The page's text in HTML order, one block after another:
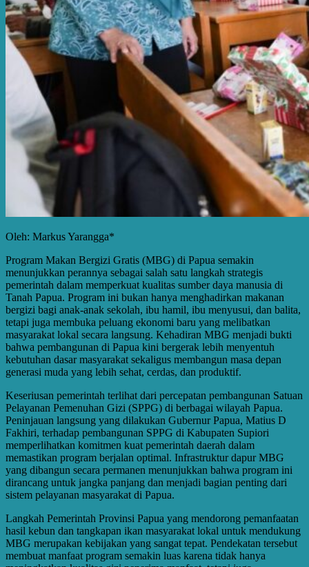
Oleh: Markus Yarangga*
Program Makan Bergizi Gratis (MBG) di Papua semakin
menunjukkan perannya sebagai salah satu langkah strategis
pemerintah dalam memperkuat kualitas sumber daya manusia di
Tanah Papua. Program ini bukan hanya menghadirkan makanan
bergizi bagi anak-anak sekolah, ibu hamil, ibu menyusui, dan balita,
tetapi juga membuka peluang ekonomi baru yang melibatkan
masyarakat lokal secara langsung. Kehadiran MBG menjadi bukti
bahwa pembangunan di Papua kini bergerak lebih menyentuh
kebutuhan dasar masyarakat sekaligus membangun masa depan
generasi muda yang lebih sehat, cerdas, dan produktif.
Keseriusan pemerintah terlihat dari percepatan pembangunan Satuan
Pelayanan Pemenuhan Gizi (SPPG) di berbagai wilayah Papua.
Peninjauan langsung yang dilakukan Gubernur Papua, Matius D
Fakhiri, terhadap pembangunan SPPG di Kabupaten Supiori
memperlihatkan komitmen kuat pemerintah daerah dalam
memastikan program berjalan optimal. Infrastruktur dapur MBG
yang dibangun secara permanen menunjukkan bahwa program ini
dirancang untuk jangka panjang dan menjadi bagian penting dari
sistem pelayanan masyarakat di Papua.
Langkah Pemerintah Provinsi Papua yang mendorong pemanfaatan
hasil kebun dan tangkapan ikan masyarakat lokal untuk mendukung
MBG merupakan kebijakan yang sangat tepat. Pendekatan tersebut
membuat manfaat program semakin luas karena tidak hanya